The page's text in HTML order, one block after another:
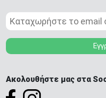
Ακολουθήστε μας στα